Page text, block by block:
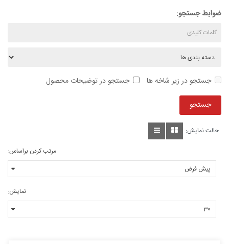
ضوابط جستجو:
جستجو در زیر شاخه ها جستجو در توضیحات محصول
حالت نمایش:
مرتب کردن براساس:
نمایش: